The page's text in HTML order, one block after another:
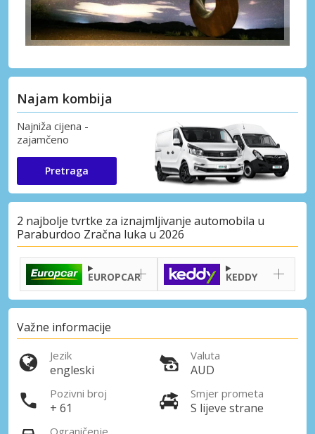
Najam kombija
Najniža cijena -
zajamčeno
Pretraga
2 najbolje tvrtke za iznajmljivanje automobila u
Paraburdoo Zračna luka u 2026
EUROPCAR KEDDY
Važne informacije
Jezik
engleski
Valuta
AUD
Pozivni broj
+ 61
Smjer prometa
S lijeve strane